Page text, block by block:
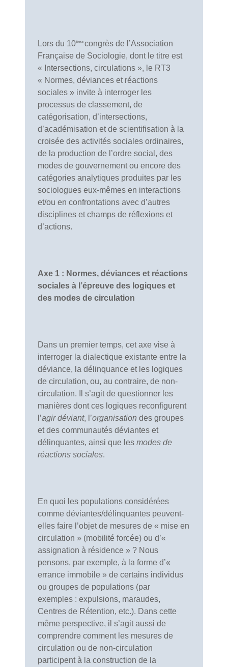
Lors du 10ème congrès de l’Association
Française de Sociologie, dont le titre est
« Intersections, circulations », le RT3
« Normes, déviances et réactions
sociales » invite à interroger les
processus de classement, de
catégorisation, d’intersections,
d’académisation et de scientifisation à la
croisée des activités sociales ordinaires,
de la production de l’ordre social, des
modes de gouvernement ou encore des
catégories analytiques produites par les
sociologues eux-mêmes en interactions
et/ou en confrontations avec d’autres
disciplines et champs de réflexions et
d’actions.
Axe 1 : Normes, déviances et réactions
sociales à l’épreuve des logiques et
des modes de circulation
Dans un premier temps, cet axe vise à
interroger la dialectique existante entre la
déviance, la délinquance et les logiques
de circulation, ou, au contraire, de non-
circulation. Il s’agit de questionner les
manières dont ces logiques reconfigurent
l’agir déviant, l’organisation des groupes
et des communautés déviantes et
délinquantes, ainsi que les modes de
réactions sociales.
En quoi les populations considérées
comme déviantes/délinquantes peuvent-
elles faire l’objet de mesures de « mise en
circulation » (mobilité forcée) ou d’«
assignation à résidence » ? Nous
pensons, par exemple, à la forme d’«
errance immobile » de certains individus
ou groupes de populations (par
exemples : expulsions, maraudes,
Centres de Rétention, etc.). Dans cette
même perspective, il s’agit aussi de
comprendre comment les mesures de
circulation ou de non-circulation
participent à la construction de la